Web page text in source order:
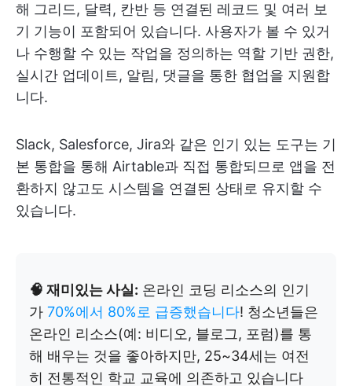
해 그리드, 달력, 칸반 등 연결된 레코드 및 여러 보
기 기능이 포함되어 있습니다. 사용자가 볼 수 있거
나 수행할 수 있는 작업을 정의하는 역할 기반 권한,
실시간 업데이트, 알림, 댓글을 통한 협업을 지원합
니다.
Slack, Salesforce, Jira와 같은 인기 있는 도구는 기
본 통합을 통해 Airtable과 직접 통합되므로 앱을 전
환하지 않고도 시스템을 연결된 상태로 유지할 수
있습니다.
🧠 재미있는 사실: 온라인 코딩 리소스의 인기
가 70%에서 80%로 급증했습니다! 청소년들은
온라인 리소스(예: 비디오, 블로그, 포럼)를 통
해 배우는 것을 좋아하지만, 25~34세는 여전
히 전통적인 학교 교육에 의존하고 있습니다